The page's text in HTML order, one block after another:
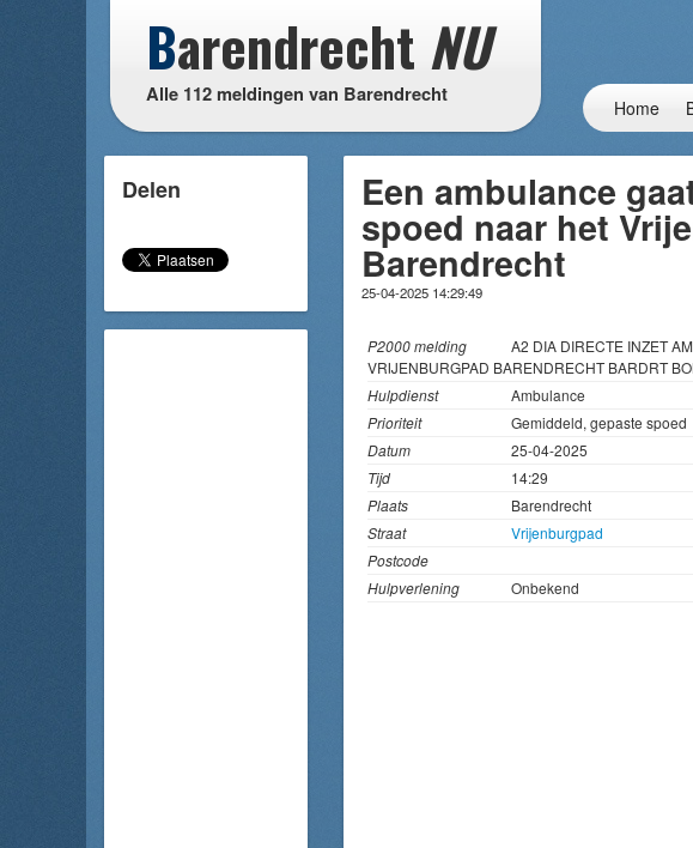
Barendrecht NU
Alle 112 meldingen van Barendrecht
Home
Delen Een ambulance
spoed naar het
Barendrecht
25-04-2025 14:29:49
P2000 melding
A2 DIA DIRECTE INZET
VRIJENBURGPAD BARENDRECHT BARDRT
Hulpdienst
Ambulance
Prioriteit
Gemiddeld, gepaste spoed
Datum
25-04-2025
Tijd
14:29
Plaats
Barendrecht
Straat
Vrijenburgpad
Postcode
Hulpverlening
Onbekend